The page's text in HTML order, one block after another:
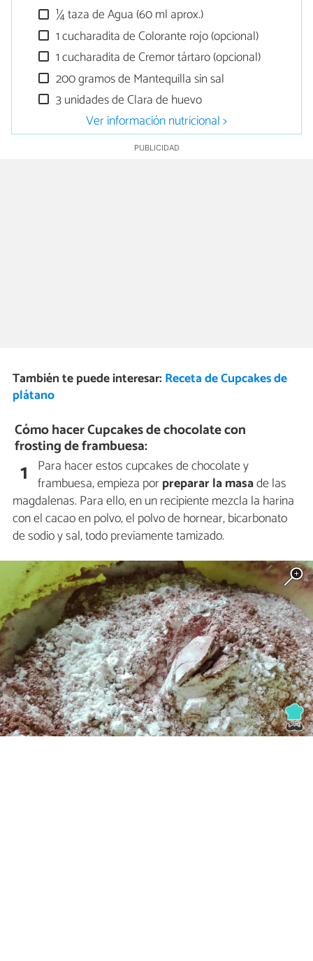
¼ taza de Agua (60 ml aprox.)
1 cucharadita de Colorante rojo (opcional)
1 cucharadita de Cremor tártaro (opcional)
200 gramos de Mantequilla sin sal
3 unidades de Clara de huevo
Ver información nutricional >
También te puede interesar: Receta de Cupcakes de
plátano
Cómo hacer Cupcakes de chocolate con
frosting de frambuesa:
1 Para hacer estos cupcakes de chocolate y
frambuesa, empieza porpreparar la masade las
magdalenas. Para ello, en un recipiente mezcla la harina
con el cacao en polvo, el polvo de hornear, bicarbonato
de sodio y sal, todo previamente tamizado.